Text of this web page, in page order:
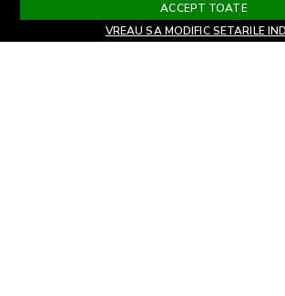
ACCEPT TOATE
VREAU SA MODIFIC SETARILE